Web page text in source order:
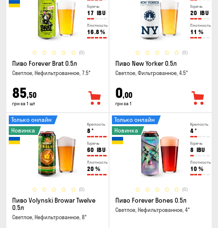
Горечь
17 IBU
Плотность
16.8 %
(0)
Пиво Forever Brat 0.5л
Светлое, Нефильтрованное, 7.5°
85,50
грн за 1 шт
Горечь
20 IBU
Плотность
11 %
(0)
Пиво New Yorker 0.5л
Светлое, Фильтрованное, 4.5°
0,00
грн за 1
Крепость
8 °
Горечь
60 IBU
Плотность
20 %
(0)
Только онлайн
Новинка
Пиво Volynski Browar Twelve
0.5л
Светлое, Нефильтрованное, 8°
Крепость
4°
Горечь
8 IBU
Плотность
10 %
(0)
Только онлайн
Новинка
Пиво Forever Bones 0.5л
Светлое, Нефильтрованное, 4°